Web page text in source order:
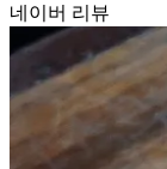
네이버 리뷰